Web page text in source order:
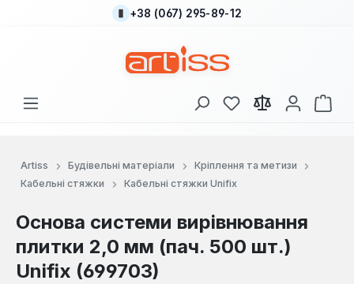
Перейти до основного вмісту
+38 (067) 295-89-12
У вас є 0 у списку
Artiss Будівельні матеріали
Кріплення та метизи
Кабельні стяжки
Кабельні стяжки Unifix
Основа системи вирівнювання
плитки 2,0 мм (пач. 500 шт.)
Unifix (699703)